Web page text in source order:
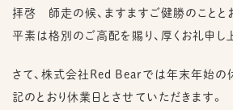
採
用
報
拝啓 師走の候、ますますご健勝のことと
平素は格別のご高配を賜り、厚くお礼申し
さて、株式会社Red Bearでは年末年始の
記のとおり休業日とさせていただきます。